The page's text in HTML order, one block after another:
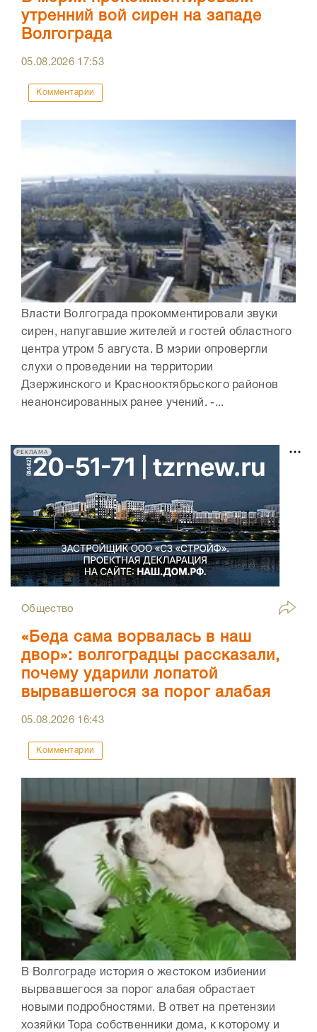
утренний вой сирен на западе
Волгограда
05.08.2026 17:53
Комментарии
Власти Волгограда прокомментировали звуки
сирен, напугавшие жителей и гостей областного
центра утром 5 августа. В мэрии опровергли
слухи о проведении на территории
Дзержинского и Краснооктябрьского районов
неанонсированных ранее учений. -...
РЕКЛАМА
Общество
«Беда сама ворвалась в наш
двор»: волгоградцы рассказали,
почему ударили лопатой
вырвавшегося за порог алабая
05.08.2026 16:43
Комментарии
В Волгограде история о жестоком избиении
вырвавшегося за порог алабая обрастает
новыми подробностями. В ответ на претензии
хозяйки Тора собственники дома, к которому и